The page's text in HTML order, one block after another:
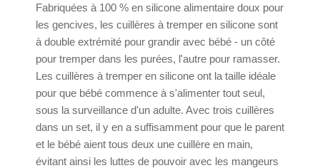
Fabriquées à 100 % en silicone alimentaire doux pour
les gencives, les cuillères à tremper en silicone sont
à double extrémité pour grandir avec bébé - un côté
pour tremper dans les purées, l'autre pour ramasser.
Les cuillères à tremper en silicone ont la taille idéale
pour que bébé commence à s'alimenter tout seul,
sous la surveillance d'un adulte. Avec trois cuillères
dans un set, il y en a suffisamment pour que le parent
et le bébé aient tous deux une cuillère en main,
évitant ainsi les luttes de pouvoir avec les mangeurs